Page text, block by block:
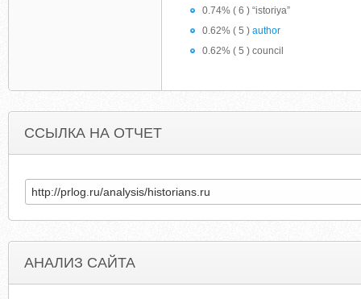
0.74% ( 6 ) “istoriya”
0.62% ( 5 ) author
0.62% ( 5 ) council
ССЫЛКА НА ОТЧЕТ
АНАЛИЗ САЙТА